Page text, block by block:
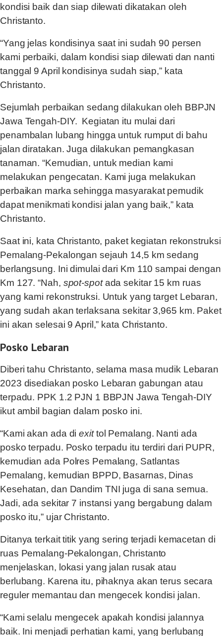
kondisi baik dan siap dilewati dikatakan oleh
Christanto.
“Yang jelas kondisinya saat ini sudah 90 persen
kami perbaiki, dalam kondisi siap dilewati dan nanti
tanggal 9 April kondisinya sudah siap,” kata
Christanto.
Sejumlah perbaikan sedang dilakukan oleh BBPJN
Jawa Tengah-DIY. Kegiatan itu mulai dari
penambalan lubang hingga untuk rumput di bahu
jalan diratakan. Juga dilakukan pemangkasan
tanaman. “Kemudian, untuk median kami
melakukan pengecatan. Kami juga melakukan
perbaikan marka sehingga masyarakat pemudik
dapat menikmati kondisi jalan yang baik,” kata
Christanto.
Saat ini, kata Christanto, paket kegiatan rekonstruksi
Pemalang-Pekalongan sejauh 14,5 km sedang
berlangsung. Ini dimulai dari Km 110 sampai dengan
Km 127. “Nah, spot-spotada sekitar 15 km ruas
yang kami rekonstruksi. Untuk yang target Lebaran,
yang sudah akan terlaksana sekitar 3,965 km. Paket
ini akan selesai 9 April,” kata Christanto.
Posko Lebaran
Diberi tahu Christanto, selama masa mudik Lebaran
2023 disediakan posko Lebaran gabungan atau
terpadu. PPK 1.2 PJN 1 BBPJN Jawa Tengah-DIY
ikut ambil bagian dalam posko ini.
“Kami akan ada diexittol Pemalang. Nanti ada
posko terpadu. Posko terpadu itu terdiri dari PUPR,
kemudian ada Polres Pemalang, Satlantas
Pemalang, kemudian BPPD, Basarnas, Dinas
Kesehatan, dan Dandim TNI juga di sana semua.
Jadi, ada sekitar 7 instansi yang bergabung dalam
posko itu,” ujar Christanto.
Ditanya terkait titik yang sering terjadi kemacetan di
ruas Pemalang-Pekalongan, Christanto
menjelaskan, lokasi yang jalan rusak atau
berlubang. Karena itu, pihaknya akan terus secara
reguler memantau dan mengecek kondisi jalan.
“Kami selalu mengecek apakah kondisi jalannya
baik. Ini menjadi perhatian kami, yang berlubang